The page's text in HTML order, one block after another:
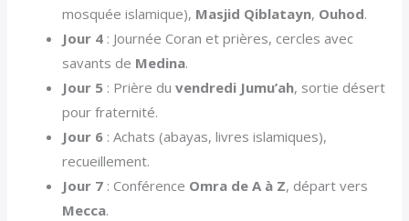
mosquée islamique), Masjid Qiblatayn, Ouhod.
Jour 4 : Journée Coran et prières, cercles avec
savants de Medina.
Jour 5 : Prière duvendredi Jumu’ah, sortie désert
pour fraternité.
Jour 6 : Achats (abayas, livres islamiques),
recueillement.
Jour 7 : Conférence Omra de A à Z, départ vers
Mecca.